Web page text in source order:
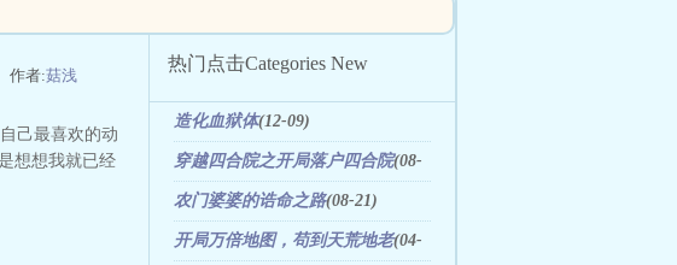
作者:菇浅
己最喜欢的动
想想我就已经
热门点击Categories New
造化血狱体(12-09)
穿越四合院之开局落户四合院(08-
05)
农门婆婆的诰命之路(08-21)
开局万倍地图，苟到天荒地老(04-